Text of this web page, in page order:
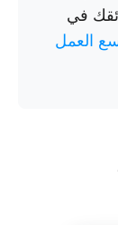
في
العمل